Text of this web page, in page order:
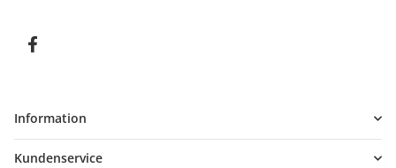
Information
Kundenservice